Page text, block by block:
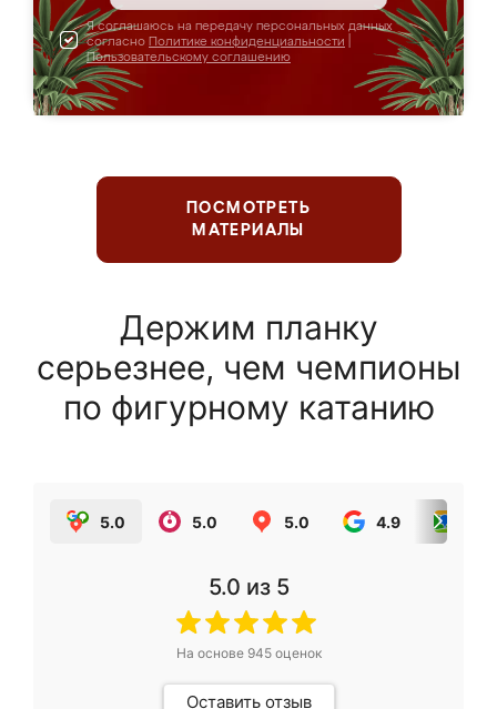
Я соглашаюсь на передачу персональных данных
согласно Политике конфиденциальности
Пользовательскому соглашению
ПОСМОТРЕТЬ
МАТЕРИАЛЫ
Держим планку
серьезнее, чем чемпионы
по фигурному катанию
5.0 5.0 5.0 4.9
5.0 из 5
На основе 945оценок
Оставить отзыв